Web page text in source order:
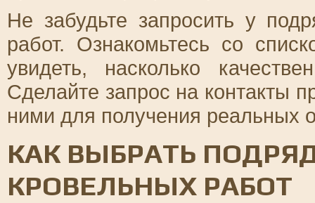
Не забудьте запросить у
работ. Ознакомьтесь со
увидеть, насколько
Сделайте запрос на контакты
ними для получения реальных
КАК ВЫБРАТЬ
КРОВЕЛЬНЫХ РАБОТ